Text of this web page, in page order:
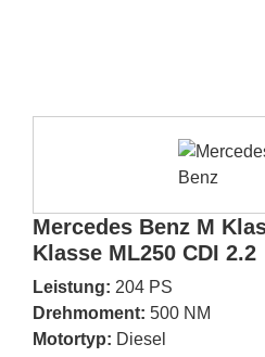
Mercedes Benz M
Klasse ML250 CDI 2.2
Leistung: 204 PS
Drehmoment: 500 NM
Motortyp: Diesel